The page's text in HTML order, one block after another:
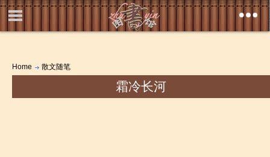
Home 散文随笔
霜冷长河